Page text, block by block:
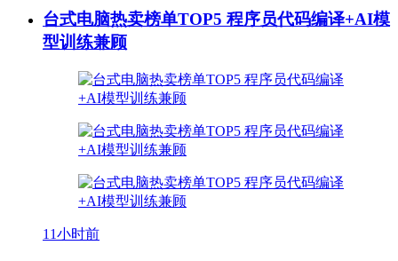
台式电脑热卖榜单TOP5 程序员代码编译+AI模
型训练兼顾
11小时前